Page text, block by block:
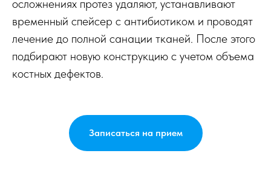
осложнениях протез удаляют, устанавливают
временный спейсер с антибиотиком и проводят
лечение до полной санации тканей. После этого
подбирают новую конструкцию с учетом объема
костных дефектов.
Записаться на прием